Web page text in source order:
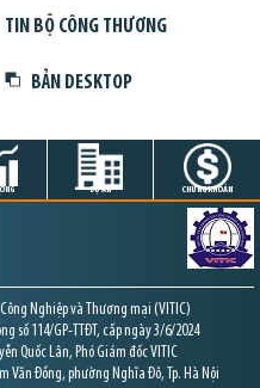
TIN BỘ CÔNG THƯƠNG
BẢN DESKTOP
DỰ ÁN CHỨNG KHOÁN
Nghiệp và Thương mại (VITIC)
số 114/GP-TTĐT, cấp ngày 3/6/2024
Quốc Lân, Phó Giám đốc VITIC
Văn Đồng, phường Nghĩa Đô, Tp. Hà Nội